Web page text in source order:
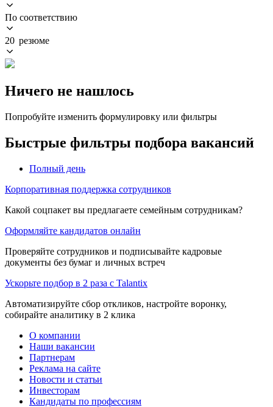
По соответствию
20 резюме
Ничего не нашлось
Попробуйте изменить формулировку или фильтры
Быстрые фильтры подбора вакансий
Полный день
Корпоративная поддержка сотрудников
Какой соцпакет вы предлагаете семейным сотрудникам?
Оформляйте кандидатов онлайн
Проверяйте сотрудников и подписывайте кадровые
документы без бумаг и личных встреч
Ускорьте подбор в 2 раза с Talantix
Автоматизируйте сбор откликов, настройте воронку,
собирайте аналитику в 2 клика
О компании
Наши вакансии
Партнерам
Реклама на сайте
Новости и статьи
Инвесторам
Кандидаты по профессиям